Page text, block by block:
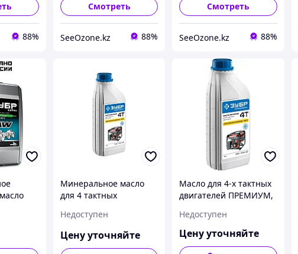
88%
Смотреть
SeeOzone.kz 88%
Смотреть
SeeOzone.kz 88%
Минеральное масло
для 4 тактных
ЗМД-4Т, ПРЕМИУМ
(-30С), 10W-30, 1 л
Недоступен
Цену уточняйте
Масло для 4-х тактных
двигателей ПРЕМИУМ,
полусинтетическое
(ЗМД-4Т)
Недоступен
Цену уточняйте